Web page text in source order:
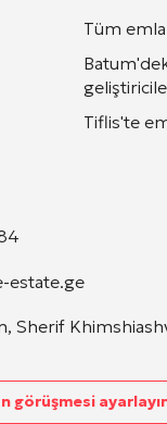
Tüm
Tiflis'te
estate.ge
Sherif
görüşmesi